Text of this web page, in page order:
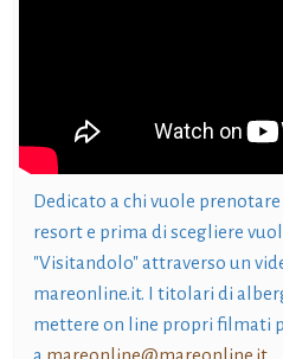
Dedicato a chi vuole
resort e prima di scegliere
"Visitandolo" attraverso un
mareonline.it. I titolari di
mettere on line propri filmati
a mareonline@mareonline.it